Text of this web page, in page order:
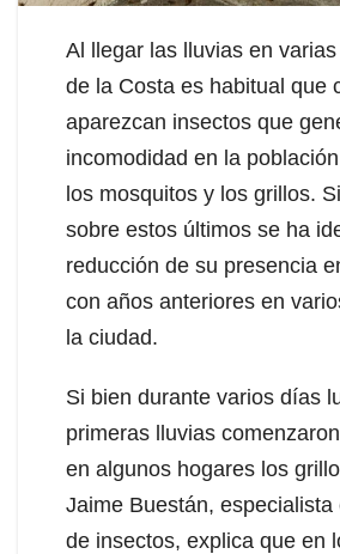
Al llegar las lluvias en
de la Costa es habitual que
aparezcan insectos que
incomodidad en la
los mosquitos y los grillos.
sobre estos últimos se ha
reducción de su presencia
con años anteriores en
la ciudad.
Si bien durante varios días
primeras lluvias
en algunos hogares los
Jaime Buestán, especialista
de insectos, explica que en